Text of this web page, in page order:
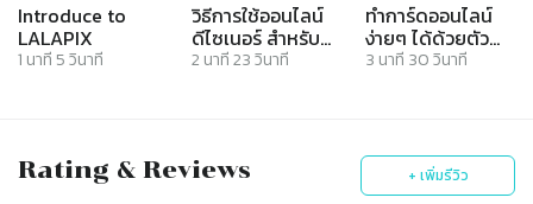
Introduce to
LALAPIX
1 นาที 5วินาที
วิธีการใช้ออนไลน์
ดีไซเนอร์ สำหรับ
ออกแบบโฟโต้บุ๊ค
2 นาที23วินาที
ทำการ์ดออนไลน์
ง่ายๆ ได้ด้วยตัว
คุณเอง l How to
3 นาที 30วินาที
Rating & Reviews + เพิ่มรีวิว